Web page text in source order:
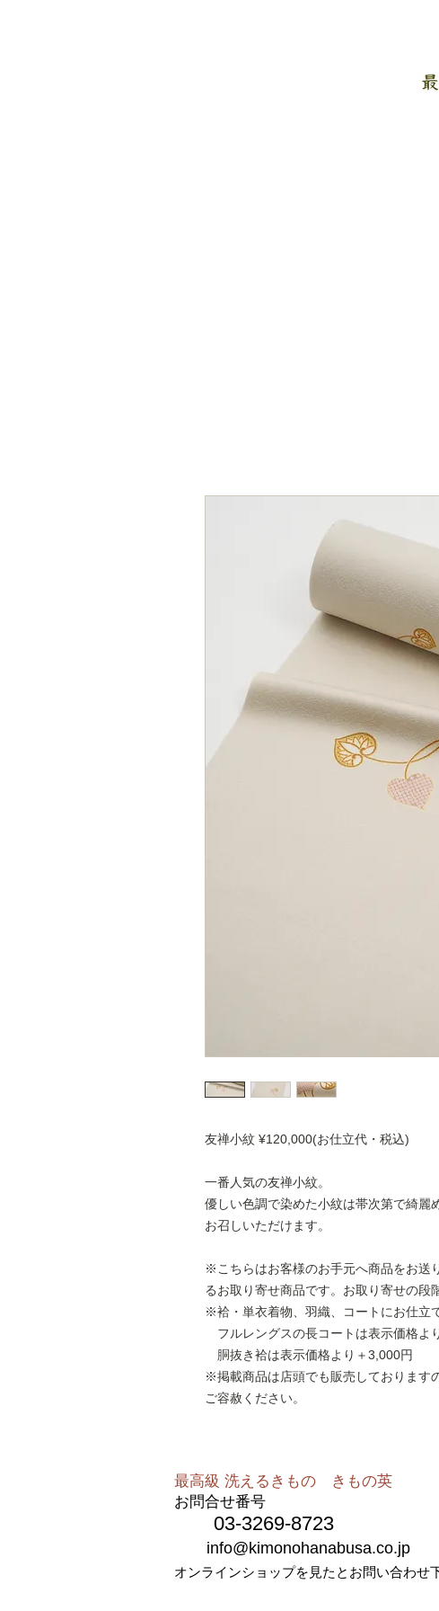
友禅小紋 ¥120,000(お仕立代・税込)
一番人気の友禅小紋。
優しい色調で染めた小紋は帯次第で綺麗
お召しいただけます。
※こちらはお客様のお手元へ商品をお送
るお取り寄せ商品です。お取り寄せの段
※袷・単衣着物、羽織、コートにお仕立
フルレングスの長コートは表示価格よ
胴抜き袷は表示価格より＋3,000円
※掲載商品は店頭でも販売しております
ご容赦ください。
最高級 洗えるきもの きもの英​​
お問合せ番号
03-3269-8723
info@kimonohanabusa.co.jp
オンラインショップを見たとお問い合わせ